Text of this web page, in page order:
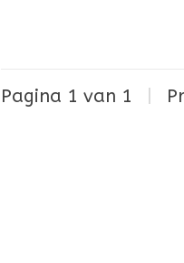
Pagina 1 van 1